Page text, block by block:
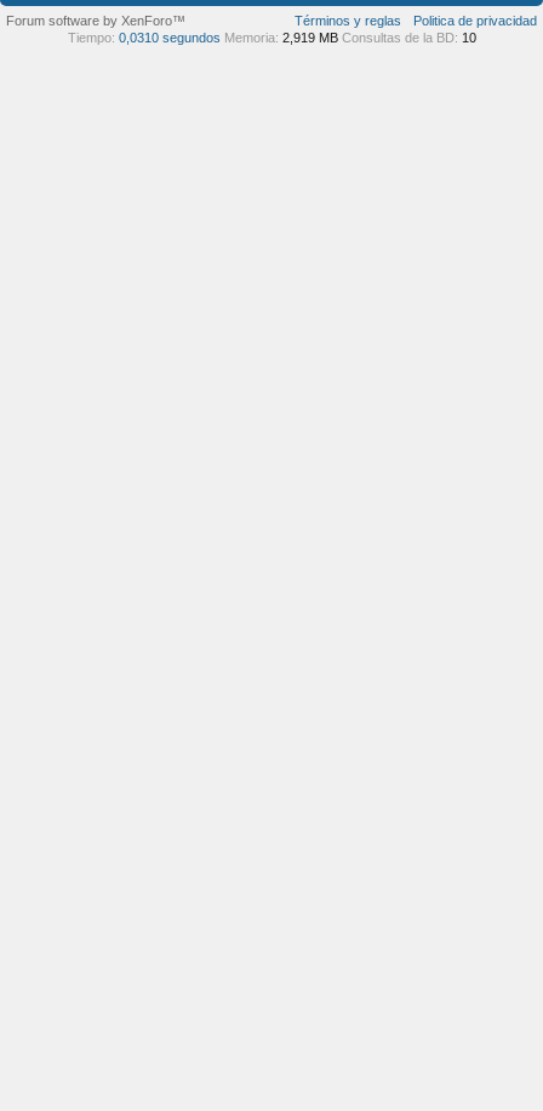
Términos y reglas
Politica de privacidad
Forum software by XenForo™
Tiempo: 0,0310 segundos Memoria: 2,919 MB Consultas de la BD: 10